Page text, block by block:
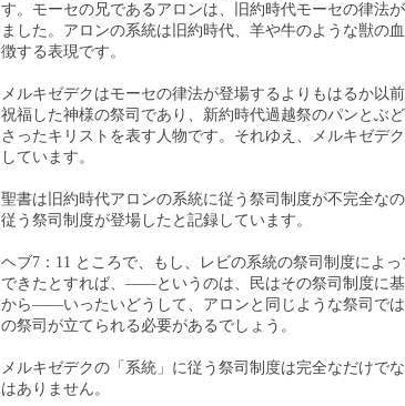
す。モーセの兄であるアロンは、旧約時代モーセの律法
ました。アロンの系統は旧約時代、羊や牛のような獣の
徴する表現です。
メルキゼデクはモーセの律法が登場するよりもはるか以
祝福した神様の祭司であり、新約時代過越祭のパンとぶ
さったキリストを表す人物です。それゆえ、メルキゼデ
しています。
聖書は旧約時代アロンの系統に従う祭司制度が不完全な
従う祭司制度が登場したと記録しています。
ヘブ7：11 ところで、もし、レビの系統の祭司制度によ
できたとすれば、――というのは、民はその祭司制度に
から――いったいどうして、アロンと同じような祭司で
の祭司が立てられる必要があるでしょう。
メルキゼデクの「系統」に従う祭司制度は完全なだけで
はありません。